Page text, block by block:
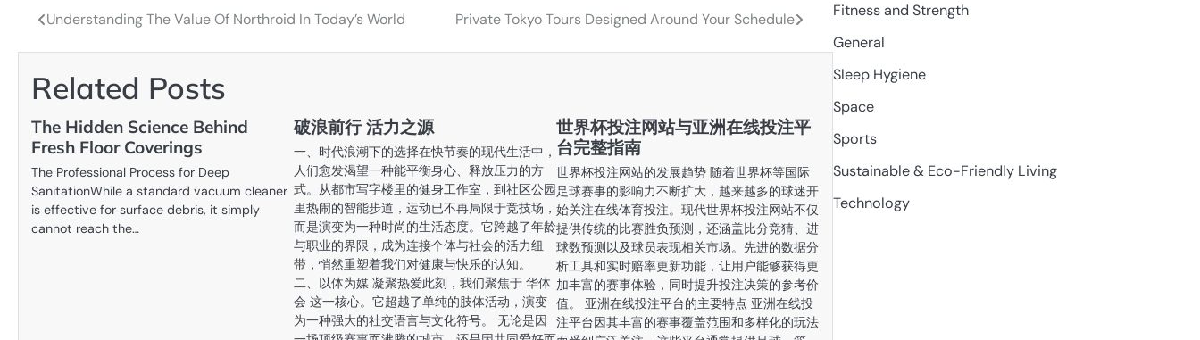
Post
navigation
Understanding The Value Of Northroid In Today’s World Private Tokyo Tours Designed Around Your Schedule
Related Posts
The Hidden Science Behind
Fresh Floor Coverings
The Professional Process for Deep
SanitationWhile a standard vacuum cleaner
is effective for surface debris, it simply
cannot reach the…
破浪前行 活力之源
一、时代浪潮下的选择在快节奏的现代生活中，
人们愈发渴望一种能平衡身心、释放压力的方
式。从都市写字楼里的健身工作室，到社区公园
里热闹的智能步道，运动已不再局限于竞技场，
而是演变为一种时尚的生活态度。它跨越了年龄
与职业的界限，成为连接个体与社会的活力纽
带，悄然重塑着我们对健康与快乐的认知。
二、以体为媒 凝聚热爱此刻，我们聚焦于 华体
会 这一核心。它超越了单纯的肢体活动，演变
为一种强大的社交语言与文化符号。 无论是因
世界杯投注网站与亚洲在线投注平
台完整指南
世界杯投注网站的发展趋势 随着世界杯等国际
足球赛事的影响力不断扩大，越来越多的球迷开
始关注在线体育投注。现代世界杯投注网站不仅
提供传统的比赛胜负预测，还涵盖比分竞猜、进
球数预测以及球员表现相关市场。先进的数据分
析工具和实时赔率更新功能，让用户能够获得更
加丰富的赛事体验，同时提升投注决策的参考价
值。 亚洲在线投注平台的主要特点 亚洲在线投
注平台因其丰富的赛事覆盖范围和多样化的玩法
Fitness and Strength
General
Sleep Hygiene
Space
Sports
Sustainable & Eco-Friendly Living
Technology